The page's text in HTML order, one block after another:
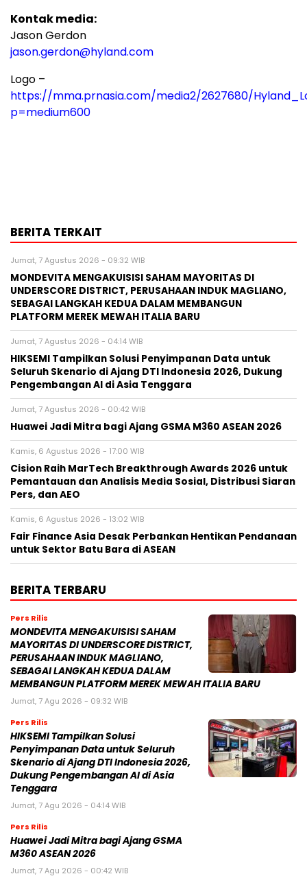
Kontak media:
Jason Gerdon
jason.gerdon@hyland.com
Logo –
https://mma.prnasia.com/media2/2627680/
p=medium600
BERITA TERKAIT
Jumat, 7 Agustus 2026 - 09:32 WIB
MONDEVITA MENGAKUISISI SAHAM MAYORITAS DI
UNDERSCORE DISTRICT, PERUSAHAAN INDUK MAGLIANO,
SEBAGAI LANGKAH KEDUA DALAM MEMBANGUN
PLATFORM MEREK MEWAH ITALIA BARU
Jumat, 7 Agustus 2026 - 04:14 WIB
HIKSEMI Tampilkan Solusi Penyimpanan Data untuk
Seluruh Skenario di Ajang DTI Indonesia 2026, Dukung
Pengembangan AI di Asia Tenggara
Jumat, 7 Agustus 2026 - 00:42 WIB
Huawei Jadi Mitra bagi Ajang GSMA M360 ASEAN 2026
Kamis, 6 Agustus 2026 - 17:00 WIB
Cision Raih MarTech Breakthrough Awards 2026 untuk
Pemantauan dan Analisis Media Sosial, Distribusi Siaran
Pers, dan AEO
Kamis, 6 Agustus 2026 - 13:02 WIB
Fair Finance Asia Desak Perbankan Hentikan Pendanaan
untuk Sektor Batu Bara di ASEAN
BERITA TERBARU
Pers Rilis
MONDEVITA MENGAKUISISI SAHAM
MAYORITAS DI UNDERSCORE DISTRICT,
PERUSAHAAN INDUK MAGLIANO,
SEBAGAI LANGKAH KEDUA DALAM
MEMBANGUN PLATFORM MEREK MEWAH ITALIA BARU
Jumat, 7 Agu 2026 - 09:32 WIB
Pers Rilis
HIKSEMI Tampilkan Solusi
Penyimpanan Data untuk Seluruh
Skenario di Ajang DTI Indonesia 2026,
Dukung Pengembangan AI di Asia
Tenggara
Jumat, 7 Agu 2026 - 04:14 WIB
Pers Rilis
Huawei Jadi Mitra bagi Ajang GSMA
M360 ASEAN 2026
Jumat, 7 Agu 2026 - 00:42 WIB